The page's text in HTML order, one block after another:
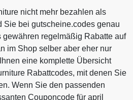
nicht mehr bezahlen als
Sie bei gutscheine.codes genau
regelmäßig Rabatte auf
im Shop selber aber eher nur
eine komplette Übersicht
Rabattcodes, mit denen Sie
Wenn Sie den passenden
Couponcode für april